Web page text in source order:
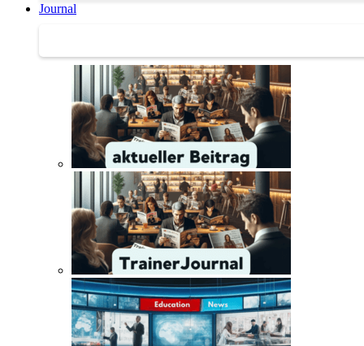
Journal